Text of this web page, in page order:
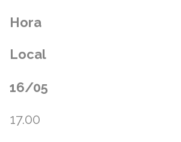
Hora
Local
16/05
17.00